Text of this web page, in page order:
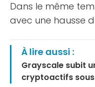
Dans le même
avec une hausse
À lire aussi :
Grayscale subit
cryptoactifs